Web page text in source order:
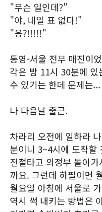
"무슨 일인데?"
"야, 내일 표 없다!"
"응?!!!!!"
통영-서울 전부 매진이
각은 밤 11시 30분에
수 있기는 한데 문제는...
나 다음날 출근.
차라리 오전에 일하라
분이니 3~4시에 도착할
전철타고 의정부 돌아
까요. 그런데 하필이면
월요일 아침에 서울로
역시 썩 내키는 방법은